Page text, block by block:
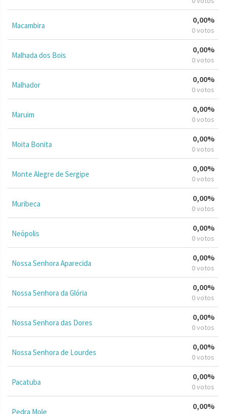
Macambira
0,00%
0 votos
Malhada dos Bois
0,00%
0 votos
Malhador
0,00%
0 votos
Maruim
0,00%
0 votos
Moita Bonita
0,00%
0 votos
Monte Alegre de Sergipe
0,00%
0 votos
Muribeca
0,00%
0 votos
Neópolis
0,00%
0 votos
Nossa Senhora Aparecida
0,00%
0 votos
Nossa Senhora da Glória
0,00%
0 votos
Nossa Senhora das Dores
0,00%
0 votos
Nossa Senhora de Lourdes
0,00%
0 votos
Pacatuba
0,00%
0 votos
Pedra Mole
0,00%